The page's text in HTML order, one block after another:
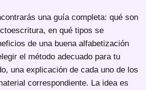
una guía completa: qué son
en qué tipos se
de una buena alfabetización
el método adecuado para tu
una explicación de cada uno de los
correspondiente. La idea es